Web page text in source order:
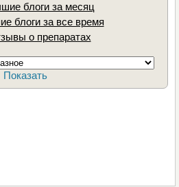
блоги за месяц
блоги за все время
о препаратах
Показать